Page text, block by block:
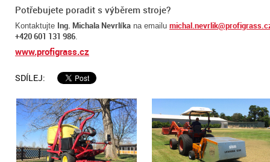
Potřebujete poradit s výběrem stroje?
Kontaktujte Ing. Michala Nevrlíka na emailu
+420 601 131 986.
www.profigrass.cz
SDÍLEJ: